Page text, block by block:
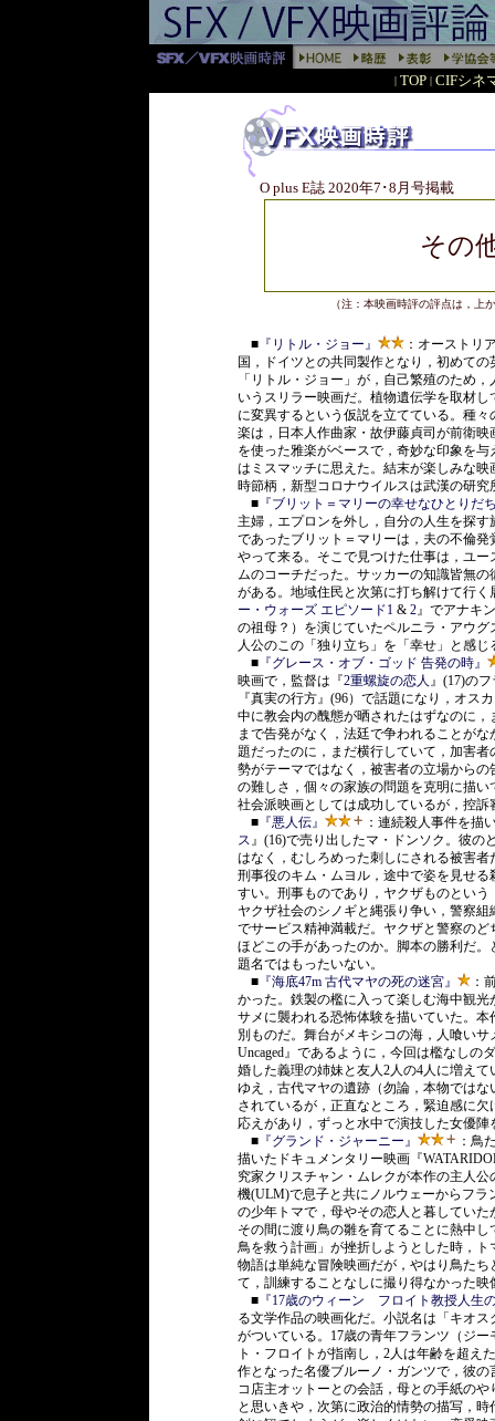
| TOP | CIFシネ
O plus E誌 2020年7･8月号掲載
その
（注：本映画時評の評点は，上
■ 『リトル・ジョー』
：オーストリ
国，ドイツとの共同製作となり，初めて
「リトル・ジョー」が，自己繁殖のため
いうスリラー映画だ。植物遺伝学を取材
に変異するという仮説を立てている。種
楽は，日本人作曲家・故伊藤貞司が前衛
を使った雅楽がベースで，奇妙な印象を
はミスマッチに思えた。結末が楽しみな
時節柄，新型コロナウイルスは武漢の研
■ 『ブリット＝マリーの幸せなひとりだ
主婦，エプロンを外し，自分の人生を探
であったブリット＝マリーは，夫の不倫
やって来る。そこで見つけた仕事は，ユ
ムのコーチだった。サッカーの知識皆無
がある。地域住民と次第に打ち解けて行
ー・ウォーズ エピソード1 & 2』でアナキ
の祖母？）を演じていたペルニラ・アウ
人公のこの「独り立ち」を「幸せ」と感
■ 『グレース・オブ・ゴッド 告発の時』
映画で，監督は『2重螺旋の恋人 』(17)の
『真実の行方』(96）で話題になり，オス
中に教会内の醜態が晒されたはずなのに
まで告発がなく，法廷で争われることが
題だったのに，まだ横行していて，加害
勢がテーマではなく，被害者の立場から
の難しさ，個々の家族の問題を克明に描
社会派映画としては成功しているが，控
■ 『悪人伝』
：連続殺人事件を描
ス』(16)で売り出したマ・ドンソク。彼の
はなく，むしろめった刺しにされる被害
刑事役のキム・ムヨル，途中で姿を見せ
すい。刑事ものであり，ヤクザものとい
ヤクザ社会のシノギと縄張り争い，警察
でサービス精神満載だ。ヤクザと警察の
ほどこの手があったのか。脚本の勝利だ
題名ではもったいない。
■ 『海底47m 古代マヤの死の迷宮』
：
かった。鉄製の檻に入って楽しむ海中観
サメに襲われる恐怖体験を描いていた。
別ものだ。舞台がメキシコの海，人喰い
Uncaged』であるように，今回は檻なしの
婚した義理の姉妹と友人2人の4人に増え
ゆえ，古代マヤの遺跡（勿論，本物では
されているが，正直なところ，緊迫感に
応えがあり，ずっと水中で演技した女優
■ 『グランド・ジャーニー』
：鳥
描いたドキュメンタリー映画『
究家クリスチャン・ムレクが本作の主人
機(ULM)で息子と共にノルウェーからフラ
の少年トマで，母やその恋人と暮してい
その間に渡り鳥の雛を育てることに熱中
鳥を救う計画」が挫折しようとした時，
物語は単純な冒険映画だが，やはり鳥た
て，訓練することなしに撮り得なかった
■ 『17歳のウィーン フロイト教授人生
る文学作品の映画化だ。小説名は「キオ
がついている。17歳の青年フランツ（ジ
ト・フロイトが指南し，2人は年齢を超え
作となった名優ブルーノ・ガンツで，彼
コ店主オットーとの会話，母との手紙の
と思いきや，次第に政治的情勢の描写，